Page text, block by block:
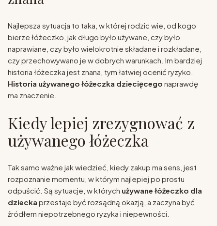
Najlepsza sytuacja to taka, w której rodzic wie, od kogo
bierze łóżeczko, jak długo było używane, czy było
naprawiane, czy było wielokrotnie składane i rozkładane,
czy przechowywano je w dobrych warunkach. Im bardziej
historia łóżeczka jest znana, tym łatwiej ocenić ryzyko.
Historia używanego łóżeczka dziecięcego naprawdę
ma znaczenie.
Kiedy lepiej zrezygnować z
używanego łóżeczka
Tak samo ważne jak wiedzieć, kiedy zakup ma sens, jest
rozpoznanie momentu, w którym najlepiej po prostu
odpuścić. Są sytuacje, w których używane łóżeczko dla
dziecka przestaje być rozsądną okazją, a zaczyna być
źródłem niepotrzebnego ryzyka i niepewności.